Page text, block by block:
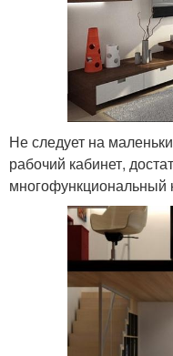
Не следует на
рабочий кабинет,
многофункциональный